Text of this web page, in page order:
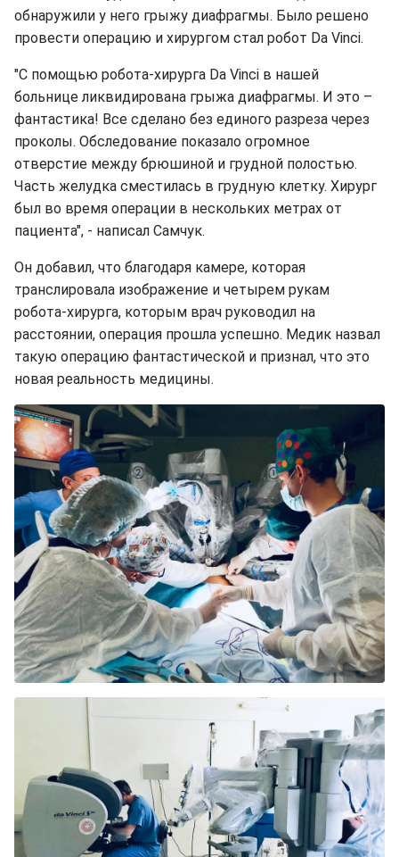
обнаружили у него грыжу диафрагмы. Было решено
провести операцию и хирургом стал робот Da Vinci.
"С помощью робота-хирурга Da Vinci в нашей
больнице ликвидирована грыжа диафрагмы. И это –
фантастика! Все сделано без единого разреза через
проколы. Обследование показало огромное
отверстие между брюшиной и грудной полостью.
Часть желудка сместилась в грудную клетку. Хирург
был во время операции в нескольких метрах от
пациента", - написал Самчук.
Он добавил, что благодаря камере, которая
транслировала изображение и четырем рукам
робота-хирурга, которым врач руководил на
расстоянии, операция прошла успешно. Медик назвал
такую операцию фантастической и признал, что это
новая реальность медицины.